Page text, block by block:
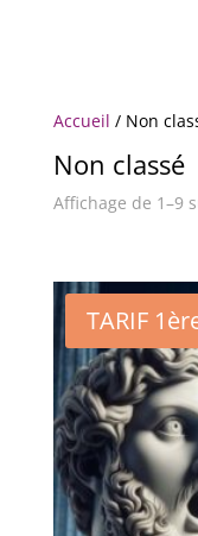
Accueil / Non
Non classé
Affichage de 1–9
TARIF